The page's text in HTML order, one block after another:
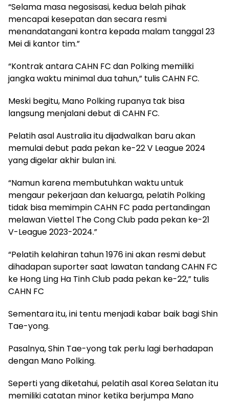
“Selama masa negosisasi, kedua belah pihak
mencapai kesepatan dan secara resmi
menandatangani kontra kepada malam tanggal 23
Mei di kantor tim.”
“Kontrak antara CAHN FC dan Polking memiliki
jangka waktu minimal dua tahun,” tulis CAHN FC.
Meski begitu, Mano Polking rupanya tak bisa
langsung menjalani debut di CAHN FC.
Pelatih asal Australia itu dijadwalkan baru akan
memulai debut pada pekan ke-22 V League 2024
yang digelar akhir bulan ini.
“Namun karena membutuhkan waktu untuk
mengaur pekerjaan dan keluarga, pelatih Polking
tidak bisa memimpin CAHN FC pada pertandingan
melawan Viettel The Cong Club pada pekan ke-21
V-League 2023-2024.”
“Pelatih kelahiran tahun 1976 ini akan resmi debut
dihadapan suporter saat lawatan tandang CAHN FC
ke Hong Ling Ha Tinh Club pada pekan ke-22,” tulis
CAHN FC
Sementara itu, ini tentu menjadi kabar baik bagi Shin
Tae-yong.
Pasalnya, Shin Tae-yong tak perlu lagi berhadapan
dengan Mano Polking.
Seperti yang diketahui, pelatih asal Korea Selatan itu
memiliki catatan minor ketika berjumpa Mano